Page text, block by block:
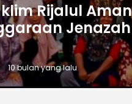
Rijalul
10 bulan yang lalu